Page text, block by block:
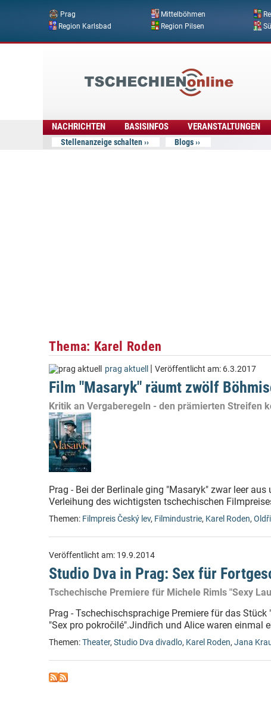
Prag Mittelböhmen
Region Karlsbad
Region Pilsen
Online
NACHRICHTEN BASISINFOS VERANSTALTUNGEN
Stellenanzeige schalten Blogs
Thema: Karel Roden
prag aktuell | Veröffentlicht am: 6.3.2017
Film "Masaryk" räumt zwölf
Kritik an Vergaberegeln - den prämierten Streifen
Prag - Bei der Berlinale ging "Masaryk" zwar leer
Verleihung des wichtigsten tschechischen
Themen: Filmpreis Český lev, Filmindustrie, Karel Roden,
Veröffentlicht am: 19.9.2014
Studio Dva in Prag: Sex für
Tschechische Premiere für Michele Rimls "Sexy
Prag - Tschechischsprachige Premiere für das
"Sex pro pokročilé".Jindřich und Alice waren einmal
Themen:Theater, Studio Dva divadlo, Karel Roden, Jana